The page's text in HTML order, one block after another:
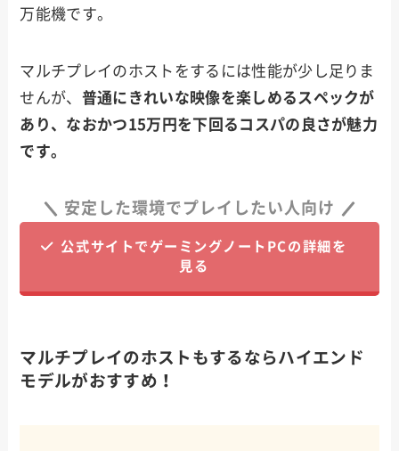
万能機です。
マルチプレイのホストをするには性能が少し足りま
せんが、 普通にきれいな映像を楽しめるスペックが
あり、なおかつ15万円を下回るコスパの良さが魅力
です。
安定した環境でプレイしたい人向け
公式サイトでゲーミングノートPCの詳細を
見る
マルチプレイのホストもするならハイエンド
モデルがおすすめ！